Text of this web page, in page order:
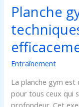
Planche
Entraînement
La planche gym est
pour tous ceux qui
profondeur. Cet